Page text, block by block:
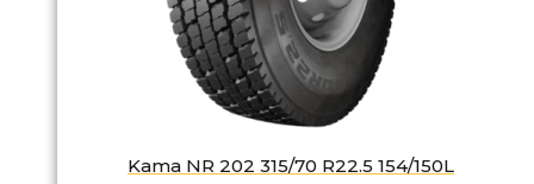
Kama NR 202 315/70 R22.5 154/150L